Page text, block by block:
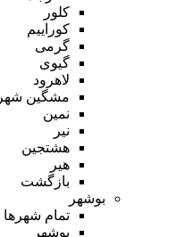
کلور
کوراییم
گرمی
گیوی
لاهرود
مشگین شهر
نمین
نیر
هشتجین
هیر
بازگشت
بوشهر
تمام شهر‌ها
بوشهر